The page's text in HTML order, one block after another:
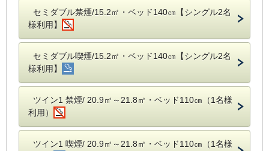
セミダブル禁煙/15.2㎡・ベッド140㎝【シングル2名
様利用】
セミダブル喫煙/15.2㎡・ベッド140㎝【シングル2名
様利用】
ツイン1 禁煙/ 20.9㎡～21.8㎡・ベッド110㎝（1名様
利用）
ツイン1 喫煙/ 20.9㎡～21.8㎡・ベッド110㎝（1名様